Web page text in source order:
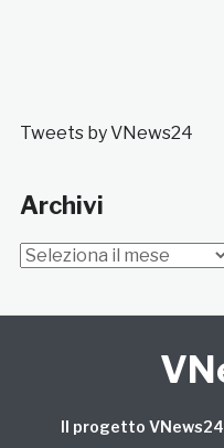
Tweets by VNews24
Archivi
Archivi
Il progetto VNews24